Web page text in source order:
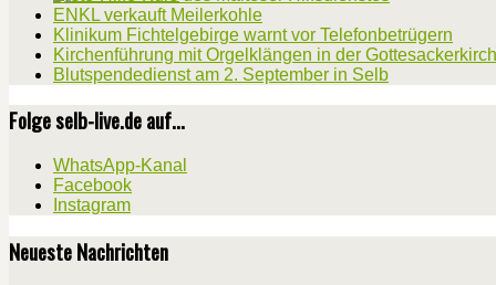
ENKL verkauft Meilerkohle
Klinikum Fichtelgebirge warnt vor Telefonbetrügern
Kirchenführung mit Orgelklängen in der
Blutspendedienst am 2. September in Selb
Folge selb-live.de auf...
WhatsApp-Kanal
Facebook
Instagram
Neueste Nachrichten